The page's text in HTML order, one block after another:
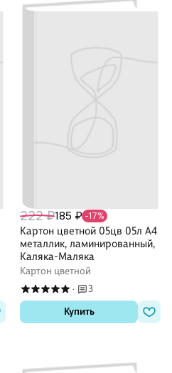
222 ₽185 ₽ -17%
Картон цветной 05цв 05л А4
металлик, ламинированный,
Каляка-Маляка
Картон цветной
·
3
Купить